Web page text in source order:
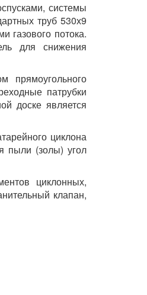
системы
труб 530х9
газового потока.
для снижения
прямоугольного
патрубки
доске является
циклона
пыли (золы) угол
циклонных,
клапан,